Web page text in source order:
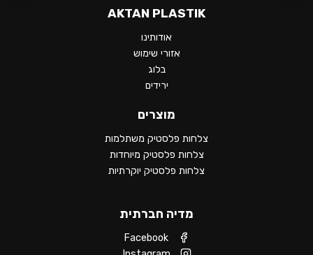
AKTAN PLASTIK
אודותינו
אזורי שימוש
בלוג
ירידים
מוצרים
צלחות פלסטיק משתלמות
צלחות פלסטיק מיוחדות
צלחות פלסטיק יוקרתיות
מדיה חברתית